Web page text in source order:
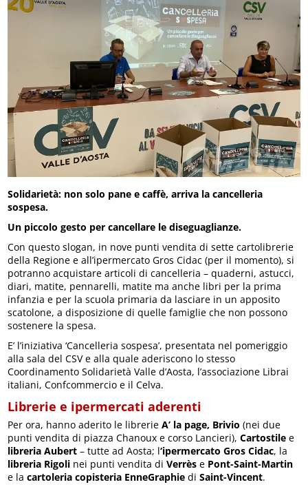
Solidarietà: non solo pane e caffè, arriva la cancelleria
sospesa.
Un piccolo gesto per cancellare le diseguaglianze.
Con questo slogan, in nove punti vendita di sette cartolibrerie
della Regione e all’ipermercato Gros Cidac (per il momento), si
potranno acquistare articoli di cancelleria – quaderni, astucci,
diari, matite, pennarelli, matite ma anche libri per la prima
infanzia e per la scuola primaria da lasciare in un apposito
scatolone, a disposizione di quelle famiglie che non possono
sostenere la spesa.
E’ l’iniziativa ‘Cancelleria sospesa’, presentata nel pomeriggio
alla sala del CSV e alla quale aderiscono lo stesso
Coordinamento Solidarietà Valle d’Aosta, l’associazione Librai
italiani, Confcommercio e il Celva.
Librerie e ipermercati aderenti
Per ora, hanno aderito le librerie A’ la page, Brivio (nei due
punti vendita di piazza Chanoux e corso Lancieri),Cartostile e
libreria Aubert – tutte ad Aosta; l‘ipermercato Gros Cidac, la
libreria Rigoli nei punti vendita diVerrès e Pont-Saint-Martin
e la cartoleria copisteria EnneGraphie diSaint-Vincent.